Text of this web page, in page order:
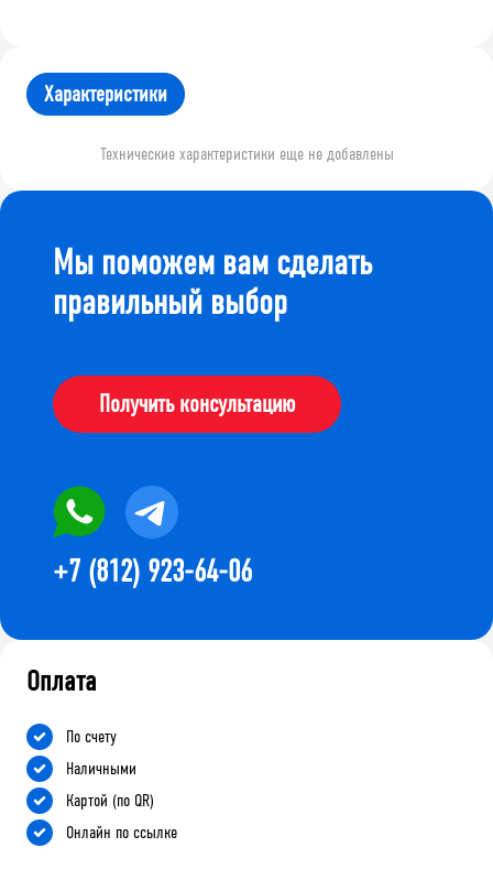
Характеристики
Технические характеристики еще не добавлены
Мы поможем вам сделать
правильный выбор
Получить консультацию
+7 (812) 923-64-06
Оплата
По счету
Наличными
Картой (по QR)
Онлайн по ссылке